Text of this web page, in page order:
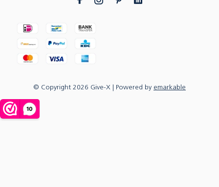
© Copyright 2026 Give-X | Powered by emarkable